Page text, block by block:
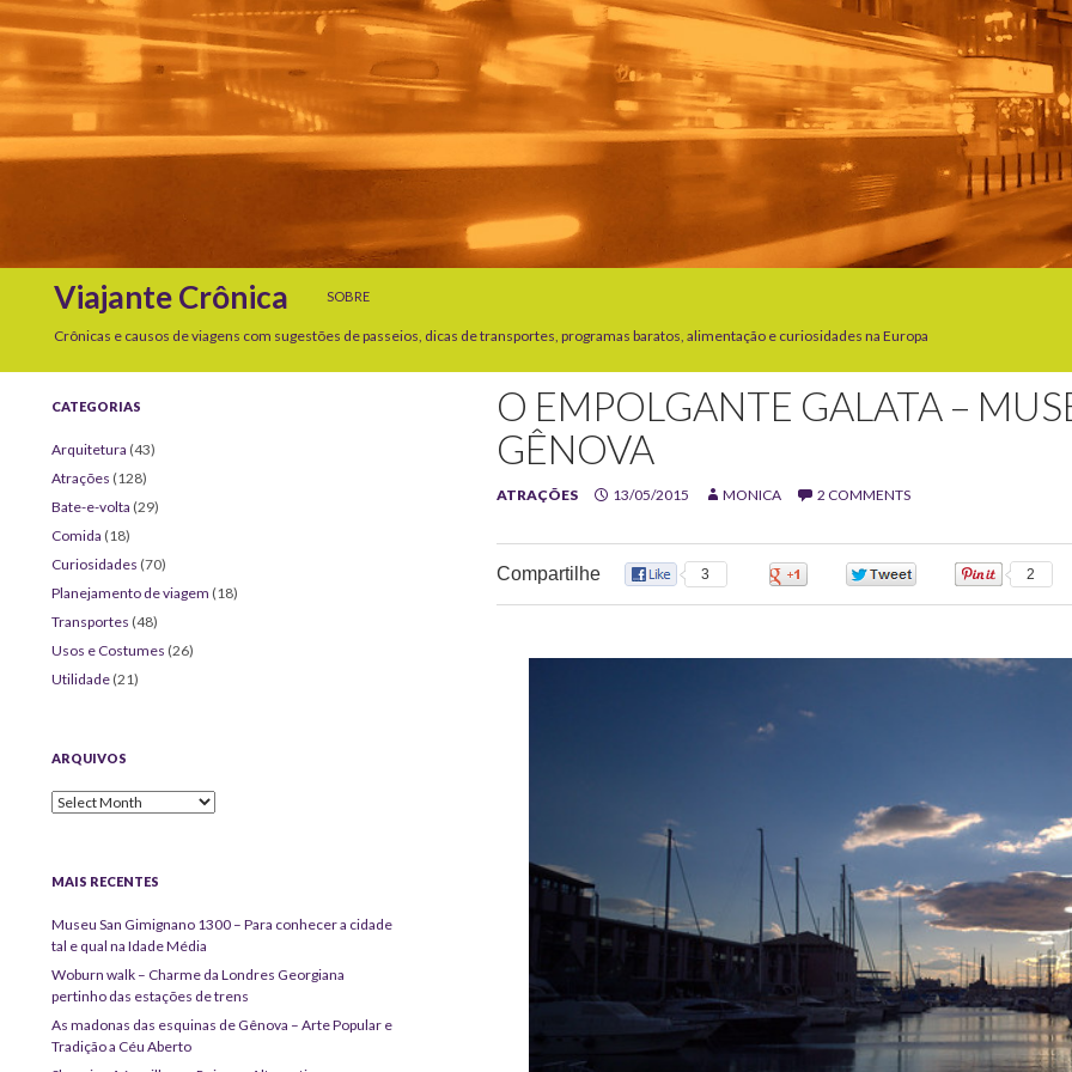
Viajante Crônica
Search
SOBRE
Crônicas e causos de viagens com sugestões de passeios, dicas de transportes, programas baratos, alimentação e curiosidades na Europa
O EMPOLGANTE GALATA –
GÊNOVA
ATRAÇÕES 13/05/2015 MONICA 2 COMMENTS
Compartilhe 3 2
CATEGORIAS
Arquitetura (43)
Atrações (128)
Bate-e-volta (29)
Comida (18)
Curiosidades (70)
Planejamento de viagem (18)
Transportes (48)
Usos e Costumes (26)
Utilidade (21)
ARQUIVOS
Arquivos
MAIS RECENTES
Museu San Gimignano 1300 – Para conhecer a cidade
tal e qual na Idade Média
Woburn walk – Charme da Londres Georgiana
pertinho das estações de trens
As madonas das esquinas de Gênova – Arte Popular e
Tradição a Céu Aberto